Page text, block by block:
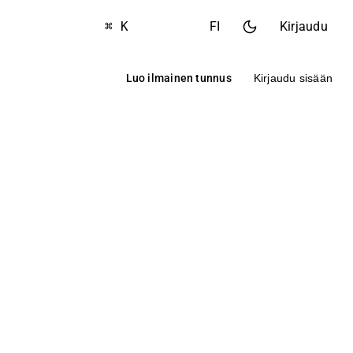
⌘ K FI Kirjaudu
Luo ilmainen tunnus Kirjaudu sisään